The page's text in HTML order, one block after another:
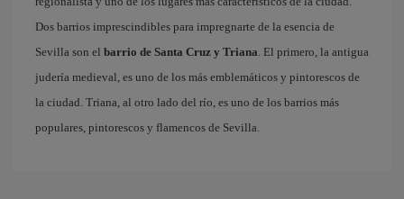
Dos barrios imprescindibles para impregnarte de la esencia de
Sevilla son el barrio de Santa Cruz y Triana. El primero, la antigua
judería medieval, es uno de los más emblemáticos y pintorescos de
la ciudad. Triana, al otro lado del río, es uno de los barrios más
populares, pintorescos y flamencos de Sevilla.